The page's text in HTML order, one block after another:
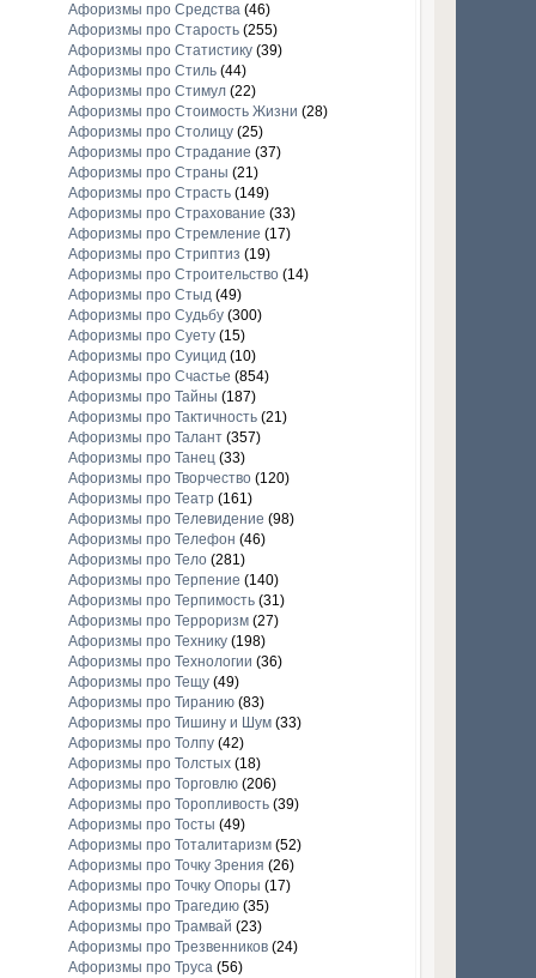
Афоризмы про Средства(46)
Афоризмы про Старость(255)
Афоризмы про Статистику(39)
Афоризмы про Стиль(44)
Афоризмы про Стимул(22)
Афоризмы про Стоимость Жизни (28)
Афоризмы про Столицу(25)
Афоризмы про Страдание (37)
Афоризмы про Страны (21)
Афоризмы про Страсть(149)
Афоризмы про Страхование (33)
Афоризмы про Стремление (17)
Афоризмы про Стриптиз (19)
Афоризмы про Строительство(14)
Афоризмы про Стыд(49)
Афоризмы про Судьбу(300)
Афоризмы про Суету(15)
Афоризмы про Суицид(10)
Афоризмы про Счастье (854)
Афоризмы про Тайны (187)
Афоризмы про Тактичность(21)
Афоризмы про Талант(357)
Афоризмы про Танец(33)
Афоризмы про Творчество(120)
Афоризмы про Театр(161)
Афоризмы про Телевидение (98)
Афоризмы про Телефон (46)
Афоризмы про Тело(281)
Афоризмы про Терпение (140)
Афоризмы про Терпимость(31)
Афоризмы про Терроризм(27)
Афоризмы про Технику(198)
Афоризмы про Технологии (36)
Афоризмы про Тещу(49)
Афоризмы про Тиранию(83)
Афоризмы про Тишину и Шум(33)
Афоризмы про Толпу(42)
Афоризмы про Толстых(18)
Афоризмы про Торговлю(206)
Афоризмы про Торопливость(39)
Афоризмы про Тосты (49)
Афоризмы про Тоталитаризм(52)
Афоризмы про Точку Зрения (26)
Афоризмы про Точку Опоры (17)
Афоризмы про Трагедию(35)
Афоризмы про Трамвай (23)
Афоризмы про Трезвенников(24)
Афоризмы про Труса(56)